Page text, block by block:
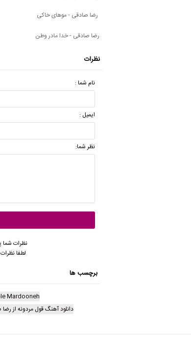
رضا صادقی - موهای خاکی
رضا صادقی - خدا مادر وطن
نظرات
نام شما :
ایمیل :
نظر شما:
نظرات شما
لطفا
برچسب ها
Mardooneh
دانلود آهنگ قول مردونه از